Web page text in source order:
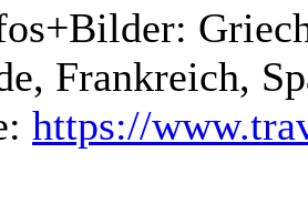
Frankreich,
https://